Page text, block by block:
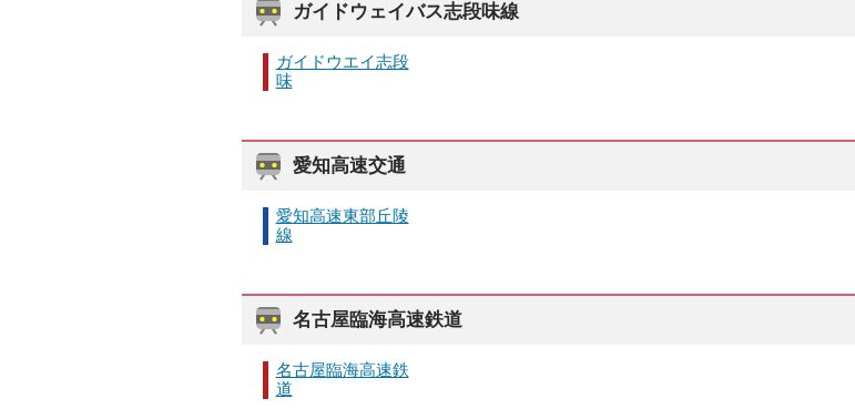
ガイドウェイバス志段味線
ガイドウエイ志段
味
愛知高速交通
愛知高速東部丘陵
線
名古屋臨海高速鉄道
名古屋臨海高速鉄
道